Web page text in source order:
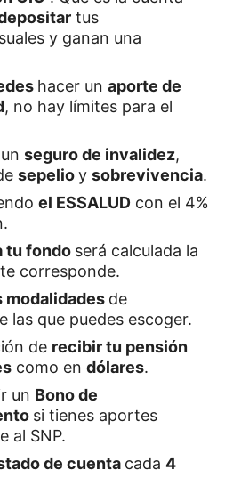
tus
y ganan una
hacer un aporte de
, no hay límites para el
seguro de invalidez,
sepelioy sobrevivencia.
el ESSALUD con el 4%
tu fondo será calculada la
corresponde.
modalidades de
las que puedes escoger.
de recibir tu pensión
como en dólares.
un Bono de
si tienes aportes
al SNP.
de cuenta cada 4